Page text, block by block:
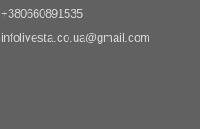
+380660891535
infolivesta.co.ua@gmail.com